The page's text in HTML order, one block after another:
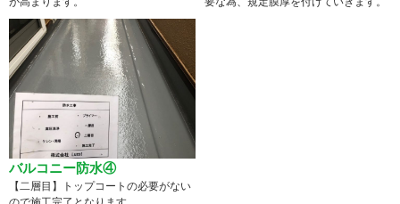
バルコニー防水④
【二層目】トップコートの必要がない